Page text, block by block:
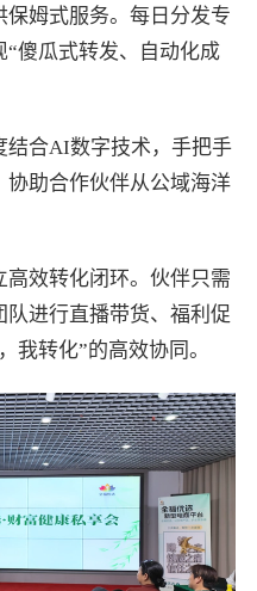
保姆式服务。每日分发专
傻瓜式转发、自动化成
结合AI数字技术，手把手
助合作伙伴从公域海洋
高效转化闭环。伙伴只需
进行直播带货、福利促
我转化”的高效协同。